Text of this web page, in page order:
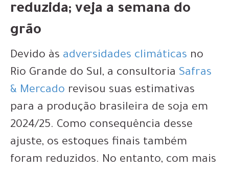
reduzida; veja a semana do
grão
Devido às adversidades climáticas no
Rio Grande do Sul, a consultoria Safras
& Mercado revisou suas estimativas
para a produção brasileira de soja em
2024/25. Como consequência desse
ajuste, os estoques finais também
foram reduzidos. No entanto, com mais